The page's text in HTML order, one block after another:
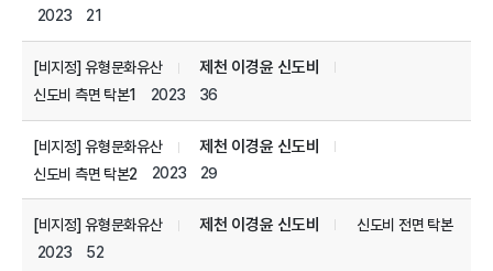
2023
21
[비지정] 유형문화유산 제천 이경윤 신도비
신도비 측면 탁본1 2023 36
[비지정] 유형문화유산 제천 이경윤 신도비
신도비 측면 탁본2 2023 29
[비지정] 유형문화유산 제천 이경윤 신도비
신도비 전면 탁본
2023
52